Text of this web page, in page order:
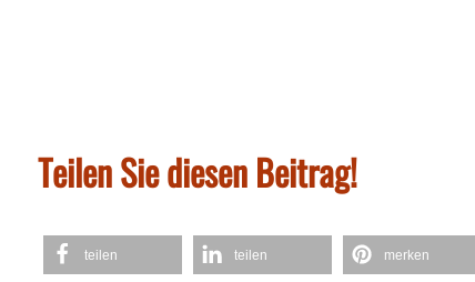
Teilen Sie diesen Beitrag!
teilen teilen merken